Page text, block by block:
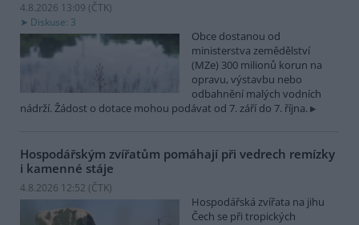
4.8.2026 13:09 (ČTK)
Diskuse: 3
Obce dostanou od
ministerstva zemědělství
(MZe) 300 milionů korun na
opravu, výstavbu nebo
odbahnění malých vodních
nádrží. Žádost o dotace mohou podávat od 7. září do 7. října.
Hospodářským zvířatům pomáhají při vedrech remízky
i kamenné stáje
4.8.2026 12:52 (ČTK)
Hospodářská zvířata na jihu
Čech se při tropických